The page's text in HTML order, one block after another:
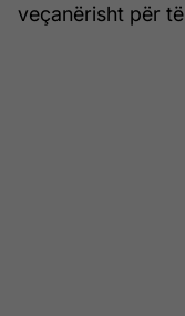
veçanërisht për